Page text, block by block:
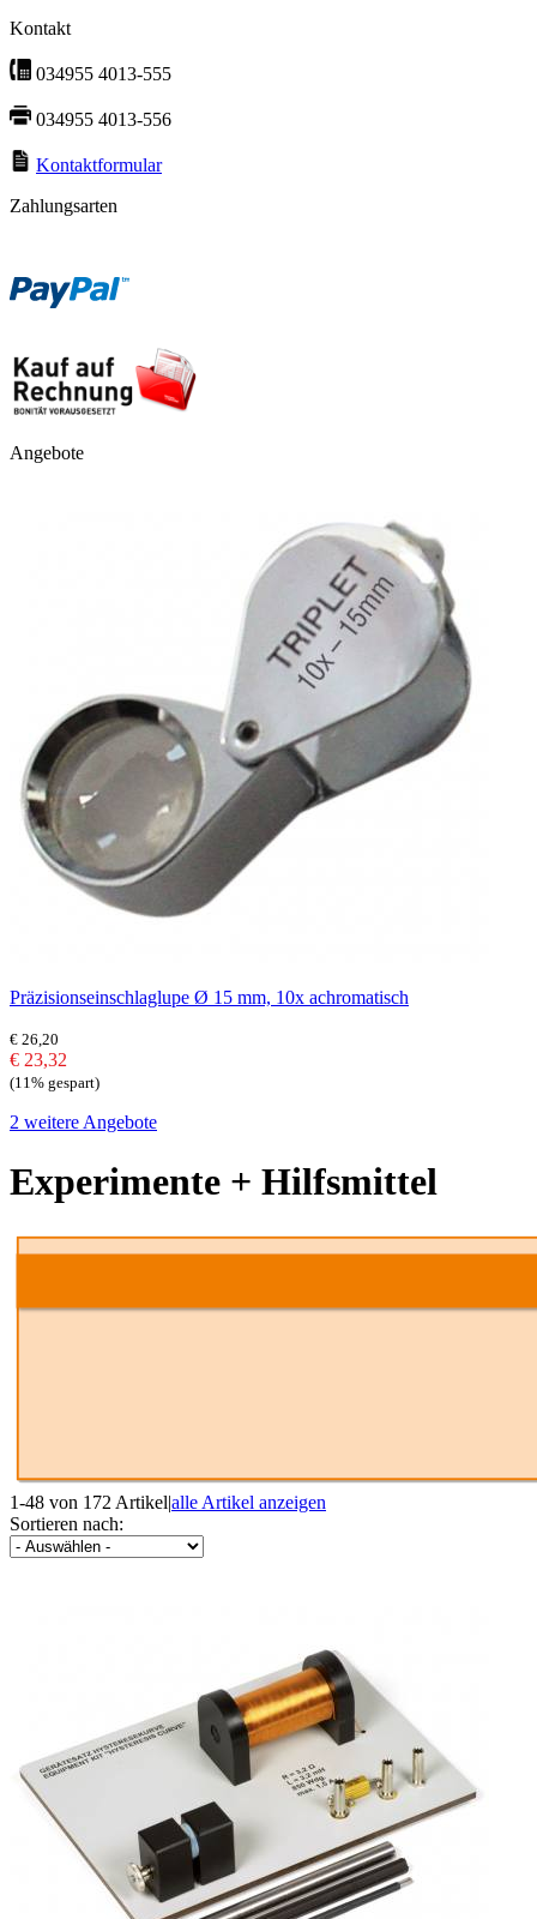
Kontakt
034955 4013-555
034955 4013-556
Kontaktformular
Zahlungsarten
Angebote
Präzisionseinschlaglupe Ø 15 mm, 10x achromatisch
€ 26,20
€ 23,32
(11% gespart)
2 weitere Angebote
Experimente + Hilfsmittel
1-48 von 172 Artikel|alle Artikel anzeigen
Sortieren nach: